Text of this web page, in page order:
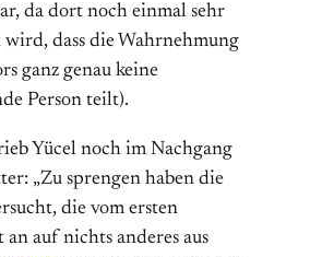
da dort noch einmal sehr
dass die Wahrnehmung
ganz genau keine
Person teilt).
Yücel noch im Nachgang
„Zu sprengen haben die
die vom ersten
auf nichts anderes aus